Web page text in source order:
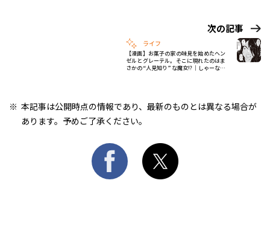
次の記事
ライフ
【漫画】お菓子の家の味見を始めたヘン
ゼルとグレーテル。そこに現れたのはま
さかの“人見知り”な魔女!?｜しゃーなし
本記事は公開時点の情報であり、最新のものとは異なる場合が
あります。予めご了承ください。